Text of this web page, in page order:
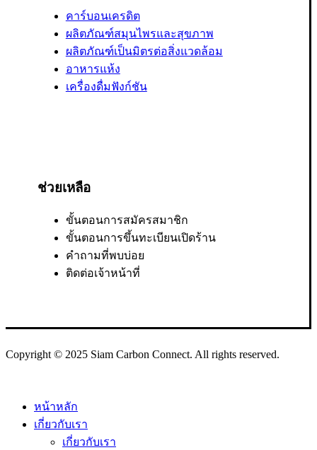
คาร์บอนเครดิต
ผลิตภัณฑ์สมุนไพรและสุขภาพ
ผลิตภัณฑ์เป็นมิตรต่อสิ่งแวดล้อม
อาหารแห้ง
เครื่องดื่มฟังก์ชัน
ช่วยเหลือ
ขั้นตอนการสมัครสมาชิก
ขั้นตอนการขึ้นทะเบียนเปิดร้าน
คำถามที่พบบ่อย
ติดต่อเจ้าหน้าที่
Copyright © 2025 Siam Carbon Connect. All rights reserved.
Close
หน้าหลัก
เกี่ยวกับเรา
เกี่ยวกับเรา